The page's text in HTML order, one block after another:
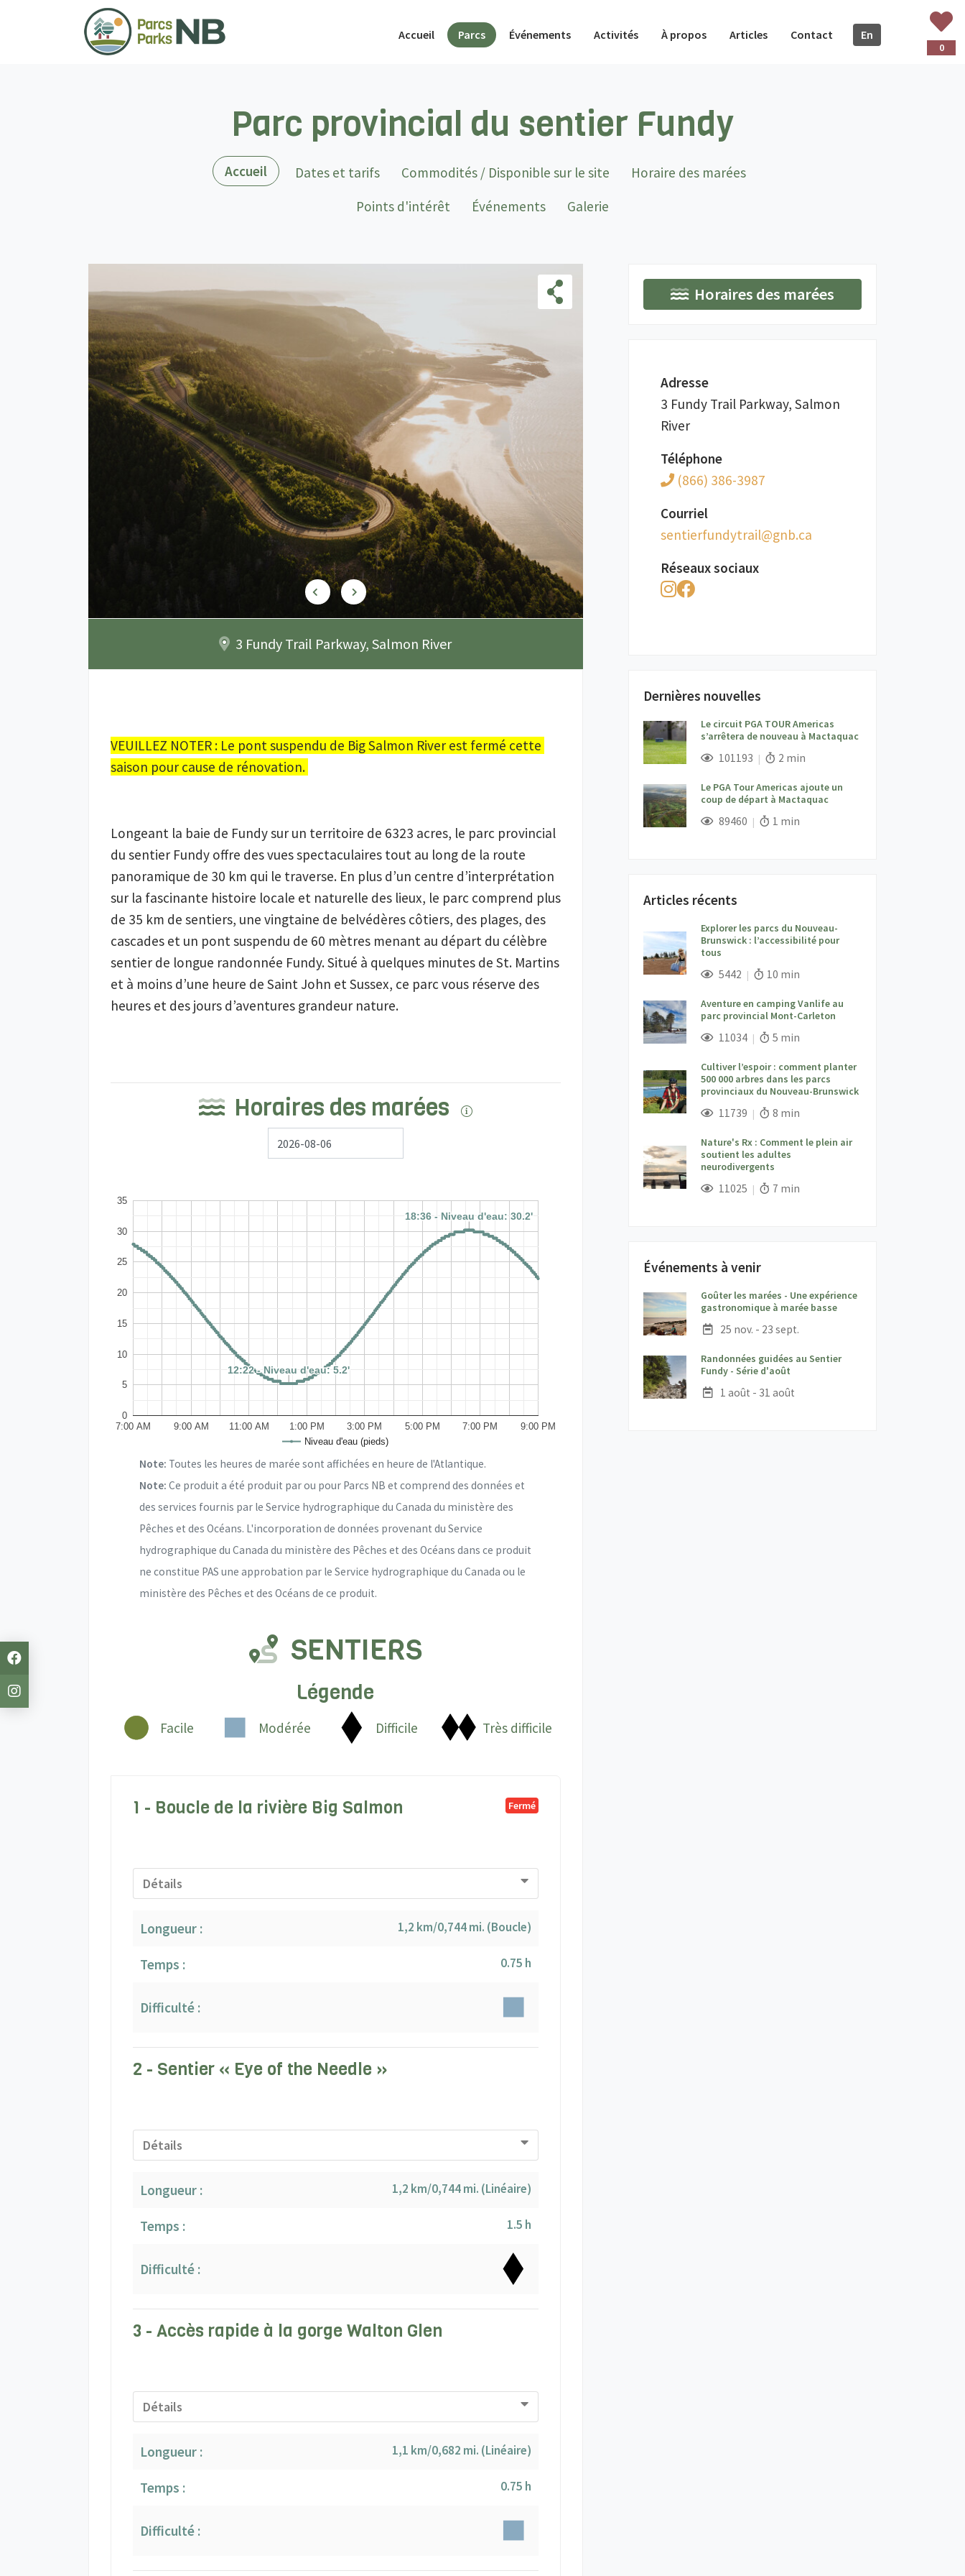
Accueil Parcs (actif)
Événements Activités À propos Articles Contact En
0
Parc provincial du sentier Fundy
Accueil (actif)Dates et tarifs Commodités / Disponible sur le site
Horaire des marées
Points d'intérêt
Événements Galerie
3 Fundy Trail Parkway, Salmon River
VEUILLEZ NOTER : Le pont suspendu de Big Salmon River est fermé cette
saison pour cause de rénovation.
Longeant la baie de Fundy sur un territoire de 6323 acres, le parc provincial
du sentier Fundy offre des vues spectaculaires tout au long de la route
panoramique de 30 km qui le traverse. En plus d’un centre d’interprétation
sur la fascinante histoire locale et naturelle des lieux, le parc comprend plus
de 35 km de sentiers, une vingtaine de belvédères côtiers, des plages, des
cascades et un pont suspendu de 60 mètres menant au départ du célèbre
sentier de longue randonnée Fundy. Situé à quelques minutes de St. Martins
et à moins d’une heure de Saint John et Sussex, ce parc vous réserve des
heures et des jours d’aventures grandeur nature.
Horaires des marées
Niveau d'eau (pieds)
7:00 AM 9:00 AM 11:00 AM 1:00 PM 3:00 PM 5:00 PM 7:00 PM 9:00 PM
0
5
10
15
20
25
30
35
12:22 - Niveau d'eau: 5.2'
12:22 - Niveau d'eau: 5.2'
18:36 - Niveau d'eau: 30.2'
18:36 - Niveau d'eau: 30.2'
Note: Toutes les heures de marée sont affichées en heure de l'Atlantique.
Note: Ce produit a été produit par ou pour Parcs NB et comprend des données et
des services fournis par le Service hydrographique du Canada du ministère des
Pêches et des Océans. L'incorporation de données provenant du Service
hydrographique du Canada du ministère des Pêches et des Océans dans ce produit
ne constitue PAS une approbation par le Service hydrographique du Canada ou le
ministère des Pêches et des Océans de ce produit.
SENTIERS
Légende
Facile Modérée Difficile Très difficile
1 - Boucle de la rivière Big Salmon Fermé
Détails
Longueur : 1,2 km/0,744 mi. (Boucle)
Temps : 0.75 h
Difficulté :
2 - Sentier « Eye of the Needle »
Détails
Longueur : 1,2 km/0,744 mi. (Linéaire)
Temps : 1.5 h
Difficulté :
3 - Accès rapide à la gorge Walton Glen
Détails
Longueur : 1,1 km/0,682 mi. (Linéaire)
Temps : 0.75 h
Difficulté :
Horaires des marées
Adresse
3 Fundy Trail Parkway, Salmon
River
Téléphone
(866) 386-3987
Courriel
ac.bng@liartydnufreitnes
Réseaux sociaux
Dernières nouvelles
Le circuit PGA TOUR Americas
s’arrêtera de nouveau à Mactaquac
; 101193 Vues; Temps de lecture:
2 min
Le PGA Tour Americas ajoute un
coup de départ à Mactaquac
; 89460 Vues; Temps de lecture:
1 min
Articles récents
Explorer les parcs du Nouveau-
Brunswick : l’accessibilité pour
tous
; 5442 Vues; Temps de lecture:
10 min
Aventure en camping Vanlife au
parc provincial Mont-Carleton
; 11034Vues; Temps de lecture:
5 min
Cultiver l’espoir : comment planter
500 000 arbres dans les parcs
provinciaux du Nouveau-Brunswick
; 11739 Vues; Temps de lecture:
8 min
Nature's Rx : Comment le plein air
soutient les adultes
neurodivergents
; 11025 Vues; Temps de lecture:
7 min
Événements à venir
Goûter les marées - Une expérience
gastronomique à marée basse;
Date :
25 nov. - 23 sept.
Randonnées guidées au Sentier
Fundy - Série d'août
Date :
1 août - 31 août